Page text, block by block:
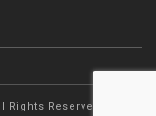
Reserved.